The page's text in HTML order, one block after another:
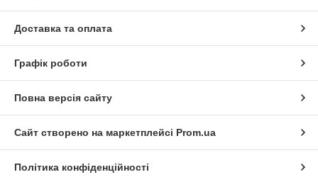
Доставка та оплата
Графік роботи
Повна версія сайту
Сайт створено на маркетплейсі Prom.ua
Політика конфіденційності